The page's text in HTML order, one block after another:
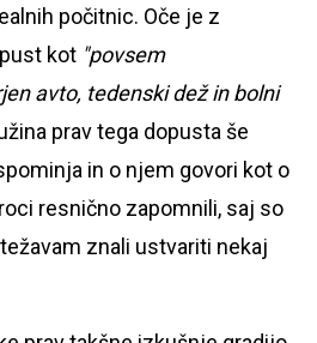
počitnic. Oče je z
kot "povsem
avto, tedenski dež in bolni
prav tega dopusta še
in o njem govori kot o
resnično zapomnili, saj so
znali ustvariti nekaj